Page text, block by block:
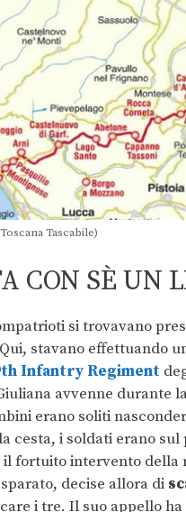
Tascabile)
CON SÈ UN
si trovavano
stavano effettuando
Infantry Regiment
avvenne durante
erano soliti
cesta, i soldati erano
il fortuito intervento
decise allora di
i tre. Il suo appello